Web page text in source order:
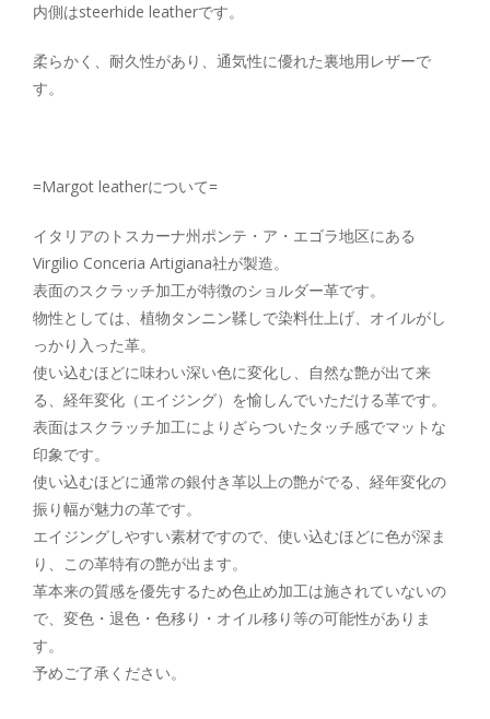
内側はsteerhide leatherです。
柔らかく、耐久性があり、通気性に優れた裏地用レザーで
す。
=Margot leatherについて=
イタリアのトスカーナ州ポンテ・ア・エゴラ地区にある
Virgilio Conceria Artigiana社が製造。
表面のスクラッチ加工が特徴のショルダー革です。
物性としては、植物タンニン鞣しで染料仕上げ、オイルがし
っかり入った革。
使い込むほどに味わい深い色に変化し、自然な艶が出て来
る、経年変化（エイジング）を愉しんでいただける革です。
表面はスクラッチ加工によりざらついたタッチ感でマットな
印象です。
使い込むほどに通常の銀付き革以上の艶がでる、経年変化の
振り幅が魅力の革です。
エイジングしやすい素材ですので、使い込むほどに色が深ま
り、この革特有の艶が出ます。
革本来の質感を優先するため色止め加工は施されていないの
で、変色・退色・色移り・オイル移り等の可能性がありま
す。
予めご了承ください。